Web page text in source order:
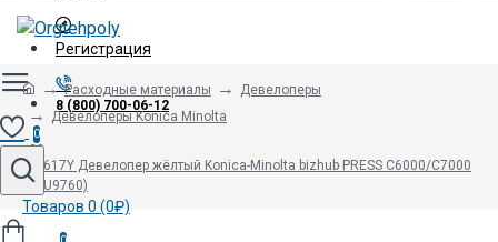
Регистрация
8 (800) 700-06-12
0
Товаров 0 (0₽)
Расходные материалы
Девелоперы
Девелоперы Konica Minolta
DV-617Y Девелопер жёлтый Konica-Minolta bizhub PRESS C6000/С7000
(A1U9760)